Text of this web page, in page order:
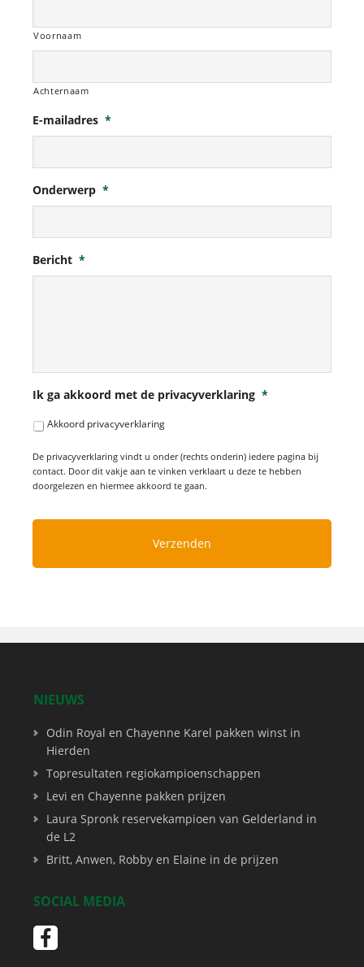
Voornaam
Achternaam
E-mailadres *
Onderwerp *
Bericht *
Ik ga akkoord met de privacyverklaring *
Akkoord privacyverklaring
De privacyverklaring vindt u onder (rechts onderin) iedere pagina bij
contact. Door dit vakje aan te vinken verklaart u deze te hebben
doorgelezen en hiermee akkoord te gaan.
NIEUWS
Odin Royal en Chayenne Karel pakken winst in
Hierden
Topresultaten regiokampioenschappen
Levi en Chayenne pakken prijzen
Laura Spronk reservekampioen van Gelderland in
de L2
Britt, Anwen, Robby en Elaine in de prijzen
SOCIAL MEDIA